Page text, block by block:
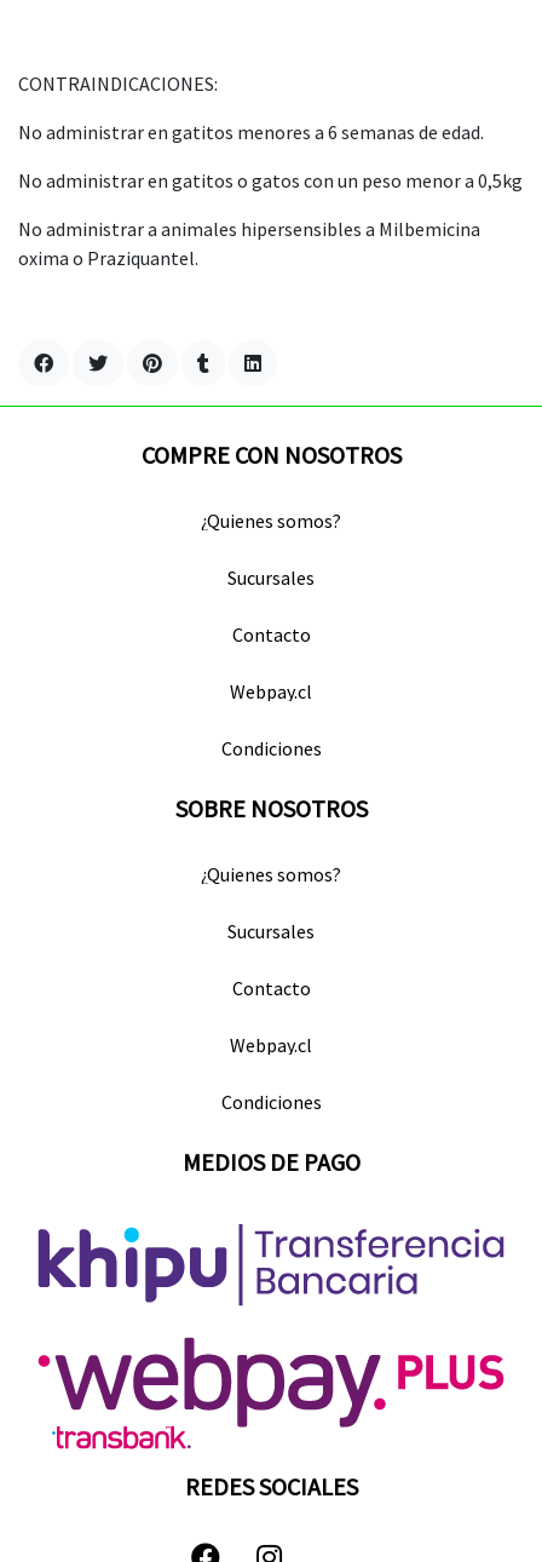
CONTRAINDICACIONES:
No administrar en gatitos menores a 6 semanas de edad.
No administrar en gatitos o gatos con un peso menor a 0,5kg
No administrar a animales hipersensibles a Milbemicina
oxima o Praziquantel.
COMPRE CON NOSOTROS
¿Quienes somos?
Sucursales
Contacto
Webpay.cl
Condiciones
SOBRE NOSOTROS
¿Quienes somos?
Sucursales
Contacto
Webpay.cl
Condiciones
MEDIOS DE PAGO
REDES SOCIALES